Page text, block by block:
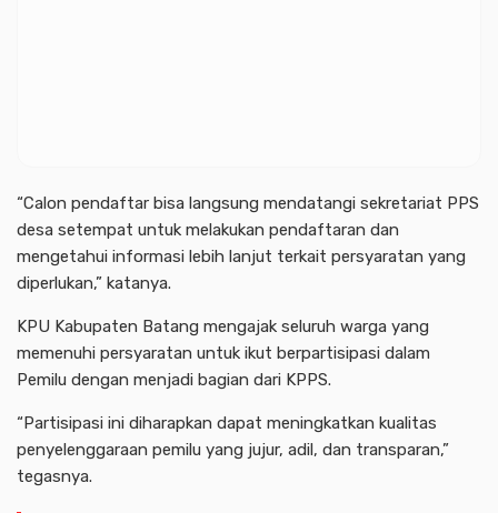
“Calon pendaftar bisa langsung mendatangi sekretariat PPS
desa setempat untuk melakukan pendaftaran dan
mengetahui informasi lebih lanjut terkait persyaratan yang
diperlukan,” katanya.
KPU Kabupaten Batang mengajak seluruh warga yang
memenuhi persyaratan untuk ikut berpartisipasi dalam
Pemilu dengan menjadi bagian dari KPPS.
“Partisipasi ini diharapkan dapat meningkatkan kualitas
penyelenggaraan pemilu yang jujur, adil, dan transparan,”
tegasnya.